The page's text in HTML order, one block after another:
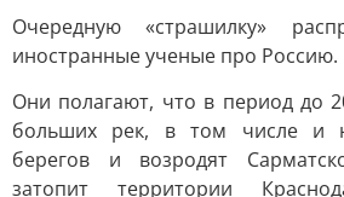
Очередную «страшилку»
иностранные ученые про Россию.
Они полагают, что в период до
больших рек, в том числе и
берегов и возродят
затопит территории